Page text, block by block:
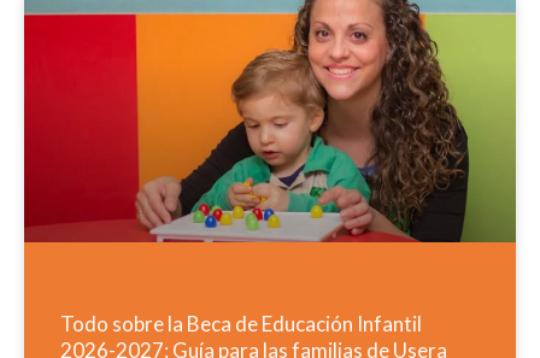
Todo sobre la Beca de Educación Infantil
2026-2027: Guía para las familias de Usera